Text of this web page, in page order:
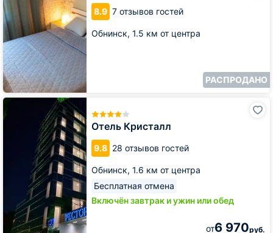
8.9 7 отзывов гостей
Обнинск, 1.5 км от центра
РАСПРОДАНО
Studio
1
Отель Кристалл
9.8 28 отзывов гостей
Обнинск, 1.6 км от центра
Бесплатная отмена
Включён завтрак и ужин или обед
от6 970руб.
Отель